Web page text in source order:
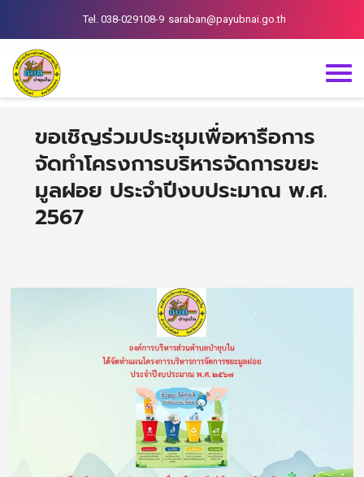
Tel. 038-029108-9 saraban@payubnai.go.th
ขอเชิญร่วมประชุมเพื่อหารือการ
จัดทำโครงการบริหารจัดการขยะ
มูลฝอย ประจำปีงบประมาณ พ.ศ.
2567